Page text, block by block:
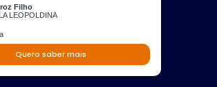
Filho
LEOPOLDINA
Quero saber mais